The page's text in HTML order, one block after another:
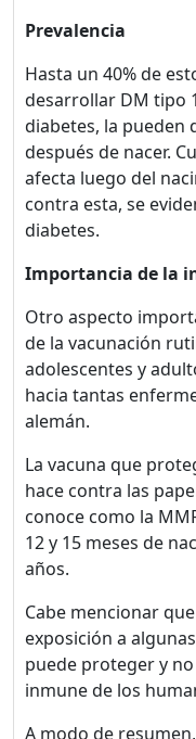
Prevalencia
Hasta un 40% de
desarrollar DM tipo
diabetes, la pueden
después de nacer.
afecta luego del
contra esta, se
diabetes.
Importancia de la
Otro aspecto
de la vacunación
adolescentes y
hacia tantas
alemán.
La vacuna que
hace contra las
conoce como la
12 y 15 meses de
años.
Cabe mencionar
exposición a
puede proteger y
inmune de los
A modo de